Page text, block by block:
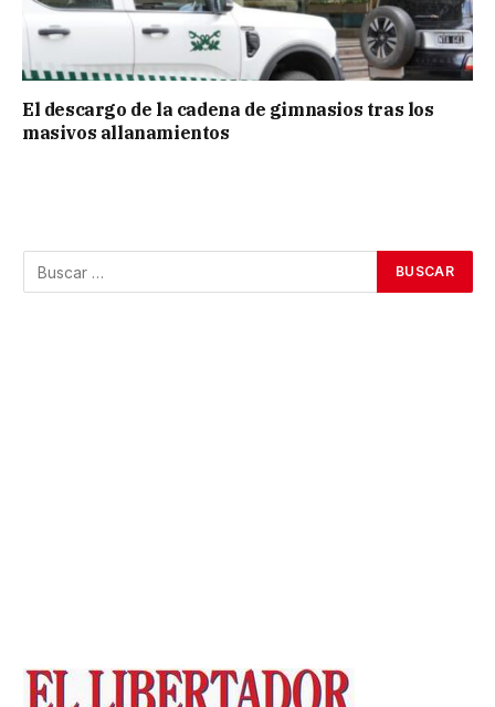
El descargo de la cadena de gimnasios tras los
masivos allanamientos